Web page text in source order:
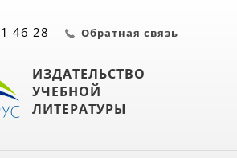
ИЗДАТЕЛЬСТВО
УЧЕБНОЙ
ЛИТЕРАТУРЫ
46 28 Обратная связь